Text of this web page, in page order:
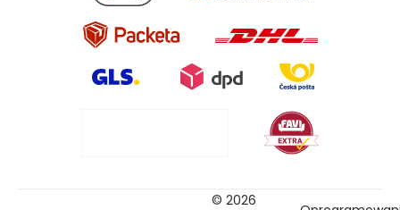
© 2026